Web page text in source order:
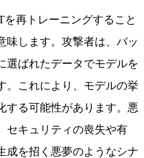
を再トレーニングすること
味します。攻撃者は、バッ
選ばれたデータでモデルを
。これにより、モデルの挙
する可能性があります。悪
セキュリティの喪失や有
成を招く悪夢のようなシナ